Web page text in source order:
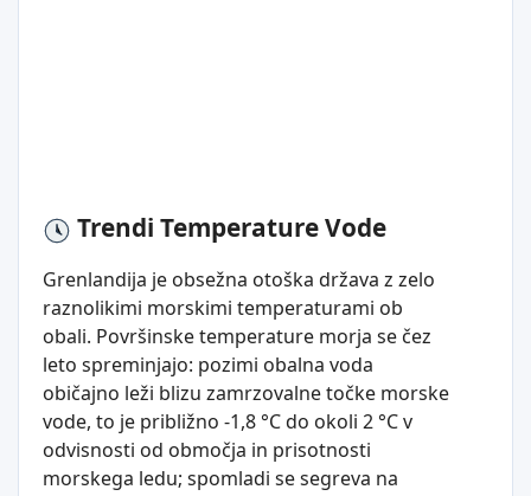
Trendi Temperature Vode
Grenlandija je obsežna otoška država z zelo
raznolikimi morskimi temperaturami ob
obali. Površinske temperature morja se čez
leto spreminjajo: pozimi obalna voda
običajno leži blizu zamrzovalne točke morske
vode, to je približno -1,8 °C do okoli 2 °C v
odvisnosti od območja in prisotnosti
morskega ledu; spomladi se segreva na